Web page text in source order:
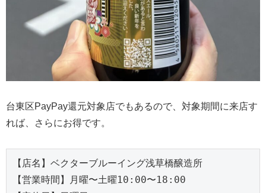
台東区PayPay還元対象店でもあるので、対象期間に来店す
れば、さらにお得です。
【店名】ベクターブルーイング浅草橋醸造所
【営業時間】月曜〜土曜10:00〜18:00